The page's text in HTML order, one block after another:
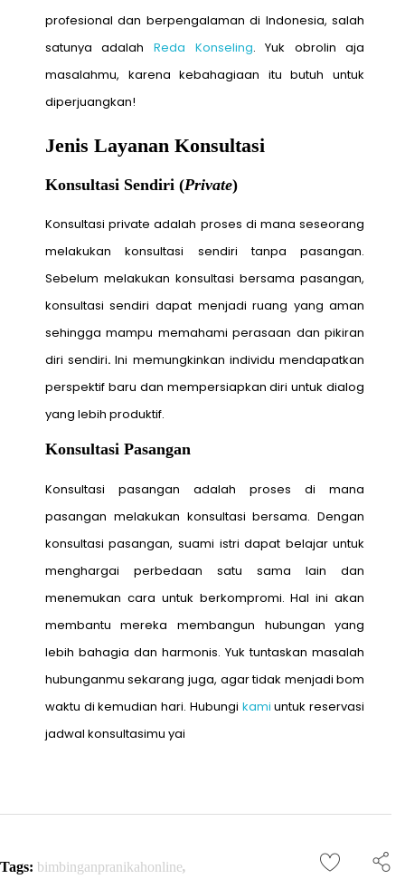
profesional dan berpengalaman di Indonesia, salah
satunya adalah Reda Konseling. Yuk obrolin aja
masalahmu, karena kebahagiaan itu butuh untuk
diperjuangkan!
Jenis Layanan Konsultasi
Konsultasi Sendiri (Private)
Konsultasi private adalah proses di mana seseorang
melakukan konsultasi sendiri tanpa pasangan.
Sebelum melakukan konsultasi bersama pasangan,
konsultasi sendiri dapat menjadi ruang yang aman
sehingga mampu memahami perasaan dan pikiran
diri sendiri. Ini memungkinkan individu mendapatkan
perspektif baru dan mempersiapkan diri untuk dialog
yang lebih produktif.
Konsultasi Pasangan
Konsultasi pasangan adalah proses di mana
pasangan melakukan konsultasi bersama. Dengan
konsultasi pasangan, suami istri dapat belajar untuk
menghargai perbedaan satu sama lain dan
menemukan cara untuk berkompromi. Hal ini akan
membantu mereka membangun hubungan yang
lebih bahagia dan harmonis. Yuk tuntaskan masalah
hubunganmu sekarang juga, agar tidak menjadi bom
waktu di kemudian hari. Hubungi kami untuk reservasi
jadwal konsultasimu yai
Tags: bimbinganpranikahonline,